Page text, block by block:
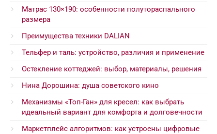
Матрас 130×190: особенности полутораспального
размера
Преимущества техники DALIAN
Тельфер и таль: устройство, различия и применение
Остекление коттеджей: выбор, материалы, решения
Нина Дорошина: душа советского кино
Механизмы «Топ-Ган» для кресел: как выбрать
идеальный вариант для комфорта и долговечности
Маркетплейс алгоритмов: как устроены цифровые